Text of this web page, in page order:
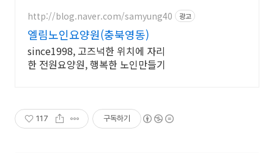
http://blog.naver.com/samyung40 광고
엘림노인요양원(충북영동)
since1998, 고즈넉한 위치에 자리
한 전원요양원, 행복한 노인만들기
117 구독하기